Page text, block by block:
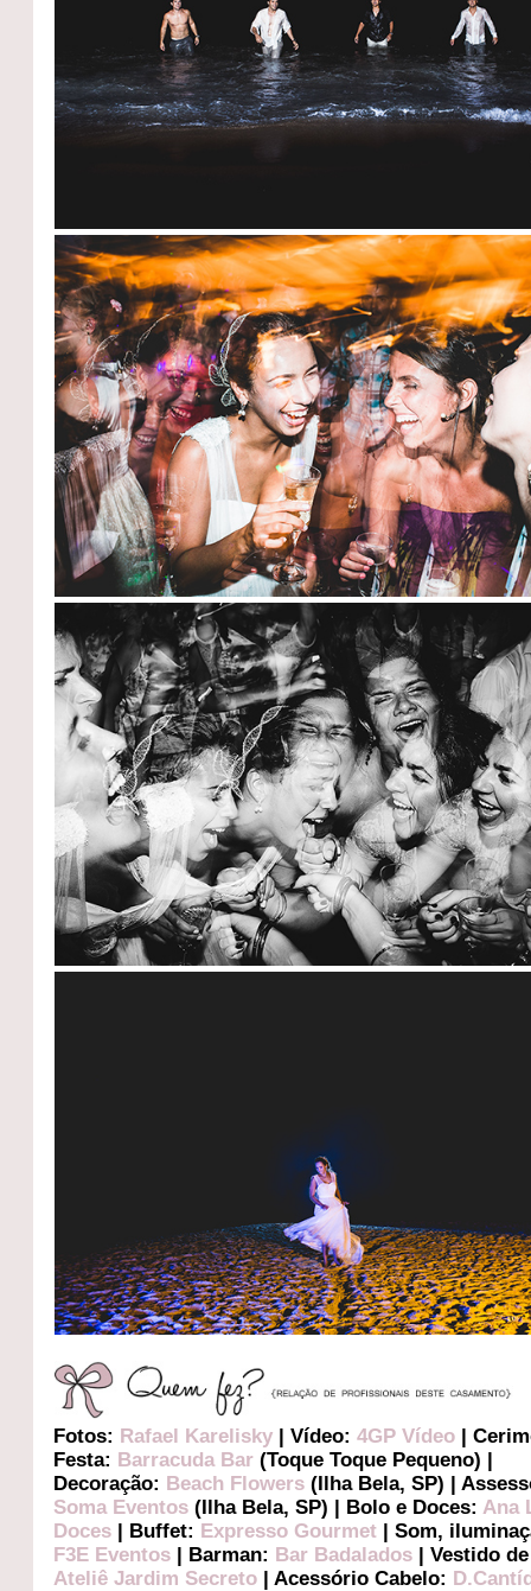
Fotos: Rafael Karelisky | Vídeo:4GP Vídeo |
Festa: Barracuda Bar (Toque Toque Pequeno) |
Decoração: Beach Flowers (Ilha Bela, SP) |
Soma Eventos (Ilha Bela, SP) | Bolo e Doces:Ana
Doces | Buffet: Expresso Gourmet | Som,
F3E Eventos | Barman: Bar Badalados | Vestido
Ateliê Jardim Secreto | Acessório Cabelo: